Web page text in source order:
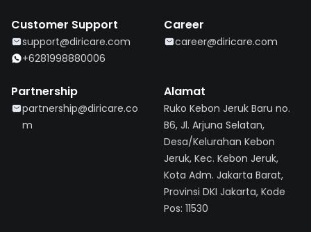
Customer Support
support@diricare.com
+6281998880006
Career
career@diricare.com
Partnership
partnership@diricare.co
m
Alamat
Ruko Kebon Jeruk Baru no.
B6, Jl. Arjuna Selatan,
Desa/Kelurahan Kebon
Jeruk, Kec. Kebon Jeruk,
Kota Adm. Jakarta Barat,
Provinsi DKI Jakarta, Kode
Pos: 11530